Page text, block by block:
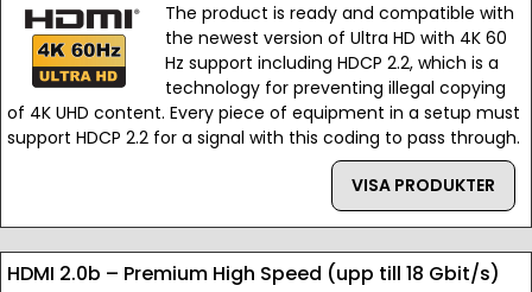
The product is ready and compatible with
the newest version of Ultra HD with 4K 60
Hz support including HDCP 2.2, which is a
technology for preventing illegal copying
of 4K UHD content. Every piece of equipment in a setup must
support HDCP 2.2 for a signal with this coding to pass through.
VISA PRODUKTER
HDMI 2.0b – Premium High Speed (upp till 18 Gbit/s)